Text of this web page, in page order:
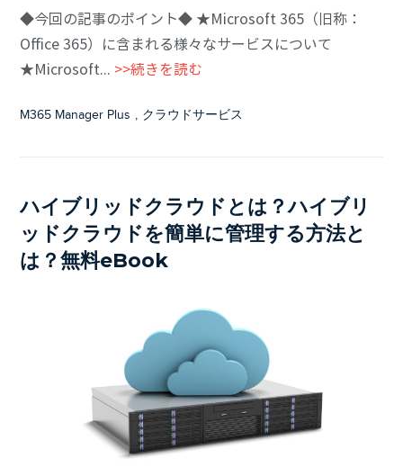
◆今回の記事のポイント◆ ★Microsoft 365（旧称：
Office 365）に含まれる様々なサービスについて
★Microsoft... >>続きを読む
M365 Manager Plus , クラウドサービス
ハイブリッドクラウドとは？ハイブリ
ッドクラウドを簡単に管理する方法と
は？無料eBook